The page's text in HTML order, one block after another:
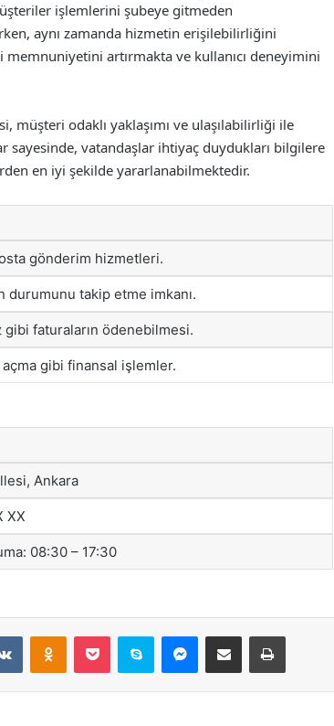
işlemlerini şubeye gitmeden
aynı zamanda hizmetin erişilebilirliğini
memnuniyetini artırmakta ve kullanıcı deneyimini
müşteri odaklı yaklaşımı ve ulaşılabilirliği ile
vatandaşlar ihtiyaç duydukları bilgilere
en iyi şekilde yararlanabilmektedir.
gönderim hizmetleri.
durumunu takip etme imkanı.
faturaların ödenebilmesi.
gibi finansal işlemler.
Ankara
XX
08:30 – 17:30
VKontakteOdnoklassniki
Pocket Skype Messenger
E-Posta ile paylaş Yazdır